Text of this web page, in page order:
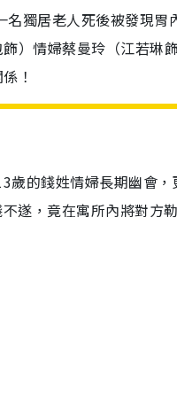
名獨居老人死後被發現胃
）情婦蔡曼玲（江若琳
！
歲的錢姓情婦長期幽會，
遂，竟在寓所內將對方